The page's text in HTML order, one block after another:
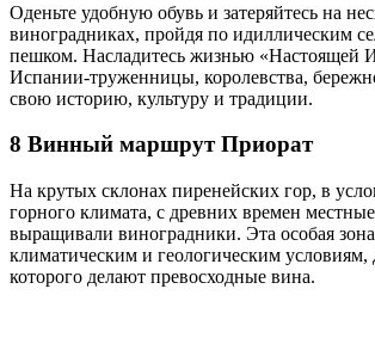
Оденьте удобную обувь и затеряйтесь на
виноградниках, пройдя по идиллическим
пешком. Насладитесь жизнью «Настоящей
Испании-труженницы, королевства,
свою историю, культуру и традиции.
8 Винный маршрут Приорат
На крутых склонах пиренейских гор, в
горного климата, с древних времен местные
выращивали виноградники. Эта особая
климатическим и геологическим условиям,
которого делают превосходные вина.